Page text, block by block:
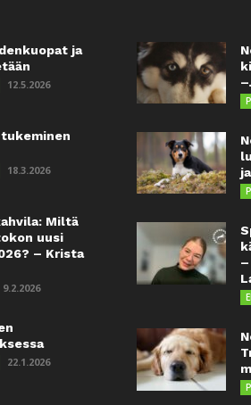
ja
12.5.2026
18.3.2026
Miltä
uusi
– Krista
9.2.2026
22.1.2026